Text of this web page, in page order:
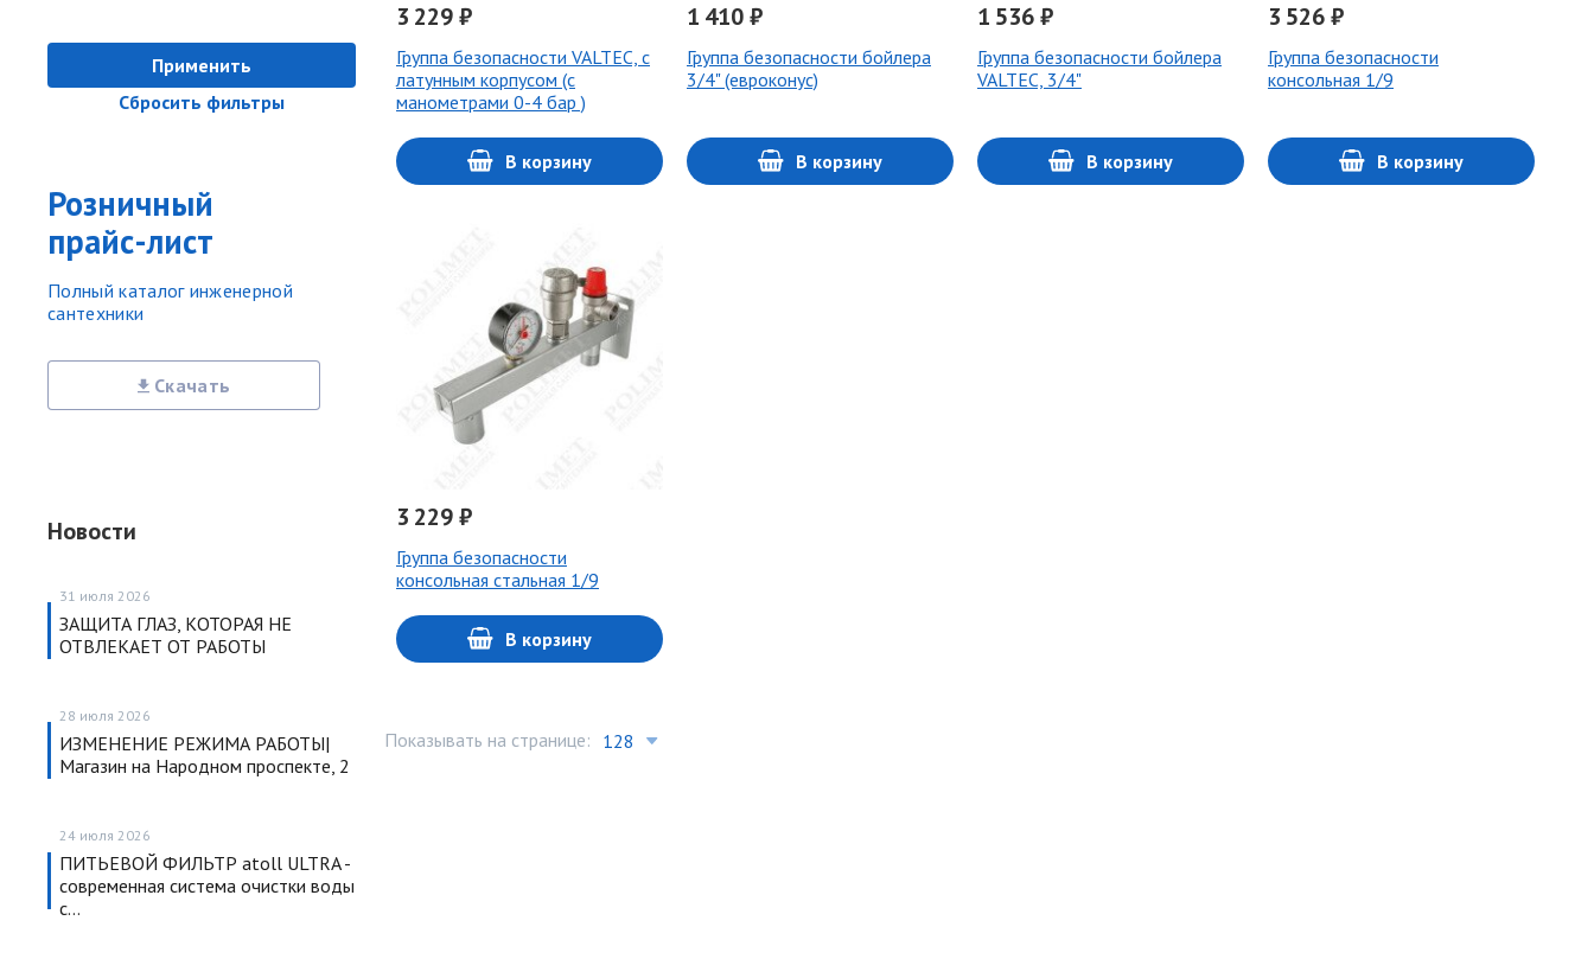
Применить
Сбросить фильтры
Розничный
прайс-лист
Полный каталог инженерной
сантехники
Скачать
Новости
31 июля 2026
ЗАЩИТА ГЛАЗ, КОТОРАЯ НЕ
ОТВЛЕКАЕТ ОТ РАБОТЫ
28 июля 2026
ИЗМЕНЕНИЕ РЕЖИМА РАБОТЫ|
Магазин на Народном проспекте, 2
24 июля 2026
ПИТЬЕВОЙ ФИЛЬТР atoll ULTRA -
современная система очистки воды
с…
3 229 ₽
Группа безопасности VALTEC, с
латунным корпусом (с
манометрами 0-4 бар )
В корзину
1 410 ₽
Группа безопасности бойлера
3/4" (евроконус)
В корзину
1 536 ₽
Группа безопасности бойлера
VALTEC, 3/4"
В корзину
3 526 ₽
Группа безопасности
консольная 1/9
В корзину
3 229 ₽
Группа безопасности
консольная стальная 1/9
В корзину
Показывать на странице: